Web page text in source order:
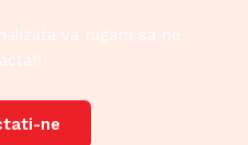
va rugam sa ne
ne